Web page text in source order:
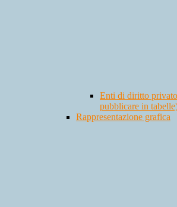
Enti di diritto
pubblicare in
Rappresentazione grafica